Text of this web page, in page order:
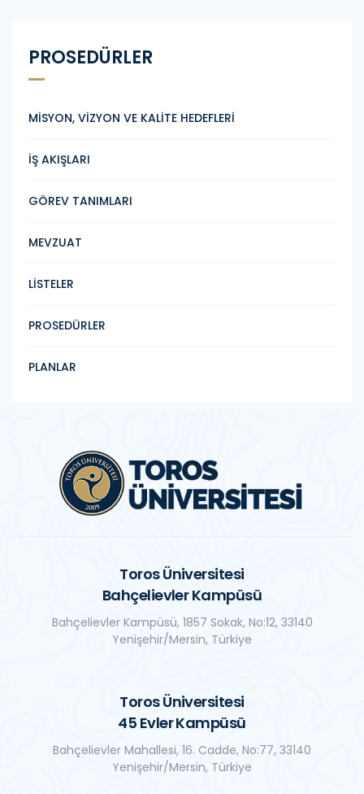
PROSEDÜRLER
MİSYON, VİZYON VE KALİTE HEDEFLERİ
İŞ AKIŞLARI
GÖREV TANIMLARI
MEVZUAT
LİSTELER
PROSEDÜRLER
PLANLAR
Toros Üniversitesi
Bahçelievler Kampüsü
Bahçelievler Kampüsü, 1857 Sokak, No:12, 33140
Yenişehir/Mersin, Türkiye
Toros Üniversitesi
45 Evler Kampüsü
Bahçelievler Mahallesi, 16. Cadde, No:77, 33140
Yenişehir/Mersin, Türkiye